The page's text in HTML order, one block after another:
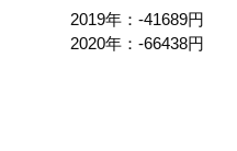
2019年：-41689円
2020年：-66438円